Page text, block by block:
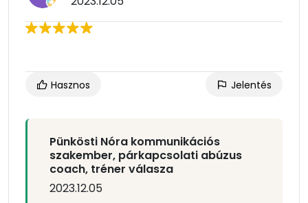
Hasznos Jelentés
Pünkösti Nóra kommunikációs
szakember, párkapcsolati abúzus
coach, tréner válasza
2023.12.05